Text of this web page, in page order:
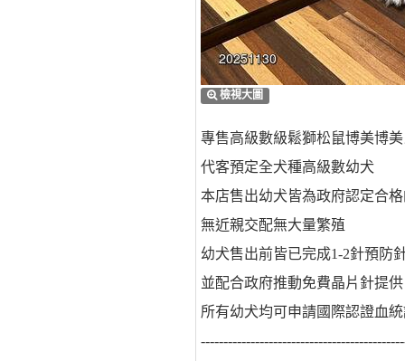
檢視大圖
專售高級數級鬆獅松鼠博美博
代客預定全犬種高級數幼犬
本店售出幼犬皆為政府認定合
無近親交配無大量繁殖
幼犬售出前皆已完成1-2針預防
並配合政府推動免費晶片針提供
所有幼犬均可申請國際認證血